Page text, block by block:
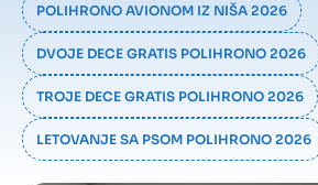
POLIHRONO AVIONOM IZ NIŠA 2026
DVOJE DECE GRATIS POLIHRONO 2026
TROJE DECE GRATIS POLIHRONO 2026
LETOVANJE SA PSOM POLIHRONO 2026